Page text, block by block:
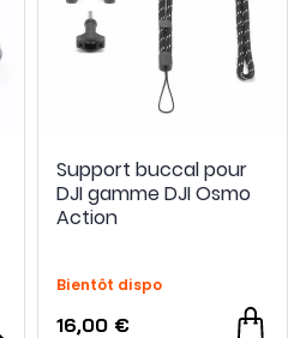
Support buccal pour
DJI gamme DJI Osmo
Action
Bientôt dispo
16,00 €